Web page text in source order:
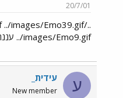
20/7/01
../images/Emo39.gif
../images/Emo9.gif עננת לא לכעוס
ע עידית_
New member